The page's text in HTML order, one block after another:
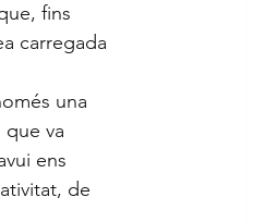
fins
carregada
una
que va
ens
de